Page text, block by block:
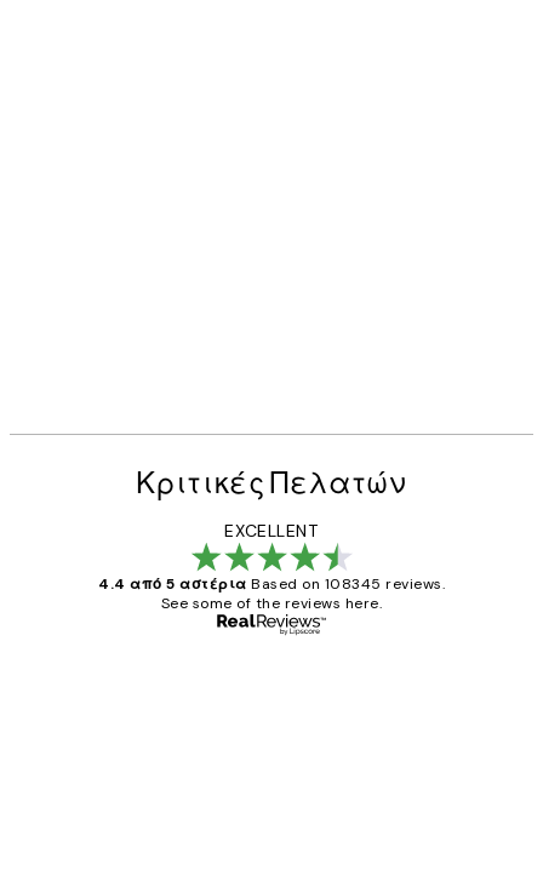
Κριτικές Πελατών
EXCELLENT
4.4 από 5 αστέρια Based on 108345 reviews.
See some of the reviews here.